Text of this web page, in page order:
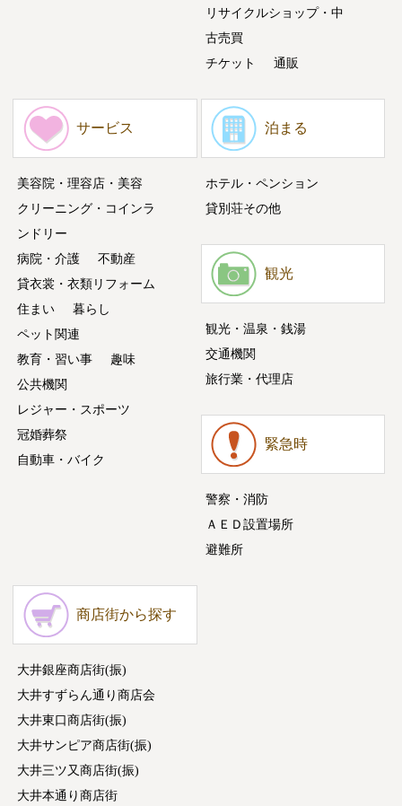
リサイクルショップ・中
古売買
チケット
通販
サービス
美容院・理容店・美容
クリーニング・コインラ
ンドリー
病院・介護
不動産
貸衣裳・衣類リフォーム
住まい
暮らし
ペット関連
教育・習い事
趣味
公共機関
レジャー・スポーツ
冠婚葬祭
自動車・バイク
泊まる
ホテル・ペンション
貸別荘その他
観光
観光・温泉・銭湯
交通機関
旅行業・代理店
緊急時
警察・消防
ＡＥＤ設置場所
避難所
商店街から探す
大井銀座商店街(振)
大井すずらん通り商店会
大井東口商店街(振)
大井サンピア商店街(振)
大井三ツ又商店街(振)
大井本通り商店街